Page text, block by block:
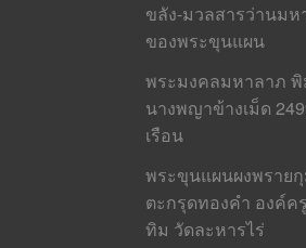
ขลัง-มวลสารว่านมห
ของพระขุนแผน
พระมงคลมหาลาภ
นางพญาข้างเม็ด
เรือน
พระขุนแผนผงพรายกุ
ตะกรุดทองคำ องค์ค
ทิม วัดละหารไร่